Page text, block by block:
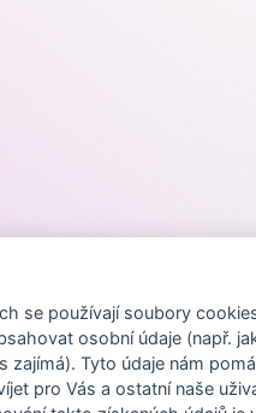
se používají soubory
osobní údaje (např.
zajímá). Tyto údaje nám
pro Vás a ostatní naše